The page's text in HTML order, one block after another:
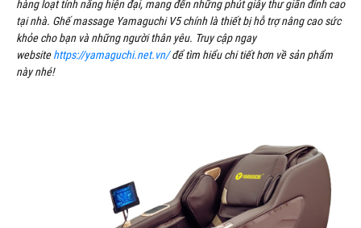
hàng loạt tính năng hiện đại, mang đến những phút giây thư giãn đỉnh cao
tại nhà. Ghế massage Yamaguchi V5 chính là thiết bị hỗ trợ nâng cao sức
khỏe cho bạn và những người thân yêu. Truy cập ngay
websitehttps://yamaguchi.net.vn/để tìm hiểu chi tiết hơn về sản phẩm
này nhé!